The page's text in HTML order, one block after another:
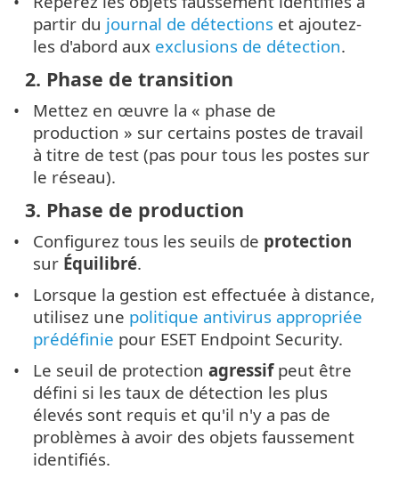
partir du journal de détections et ajoutez-
les d'abord aux exclusions de détection.
2. Phase de transition
Mettez en œuvre la « phase de
production » sur certains postes de travail
à titre de test (pas pour tous les postes sur
le réseau).
3. Phase de production
Configurez tous les seuils de protection
sur Équilibré.
Lorsque la gestion est effectuée à distance,
utilisez une politique antivirus appropriée
prédéfinie pour ESET Endpoint Security.
Le seuil de protectionagressifpeut être
défini si les taux de détection les plus
élevés sont requis et qu'il n'y a pas de
problèmes à avoir des objets faussement
identifiés.